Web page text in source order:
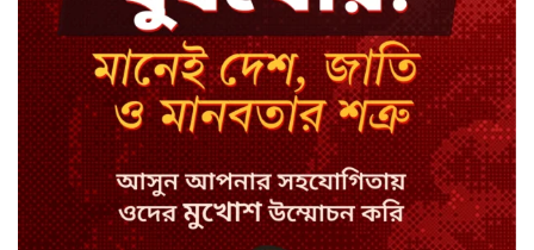
নেইমারের খোঁচায় উত্তপ্ত মাঠ, শুনলেন
‘বদমাশ’ গালি